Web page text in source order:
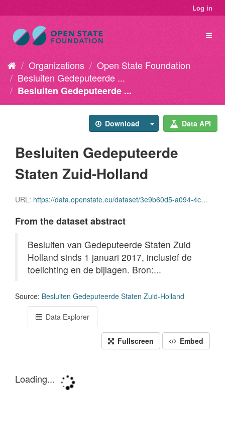
Log in
Organizations
Open State Foundation
Besluiten Gedeputeerde ...
Besluiten Gedeputeerde ...
Download Data API
Besluiten Gedeputeerde
Staten Zuid-Holland
URL: https://data.openstate.eu/dataset/3e9b60d5-a094-4cdd-8e43-74e5226132d1/resource/6b9a1488-36ee-4390-a5ac-c1354a9b10a3/download/schonedatum.csv
From the dataset abstract
Besluiten van Gedeputeerde Staten Zuid
Holland sinds 1 januari 2017, inclusief de
toelichting en de bijlagen. Bron:...
Source: Besluiten Gedeputeerde Staten Zuid-Holland
Data Explorer
Fullscreen Embed